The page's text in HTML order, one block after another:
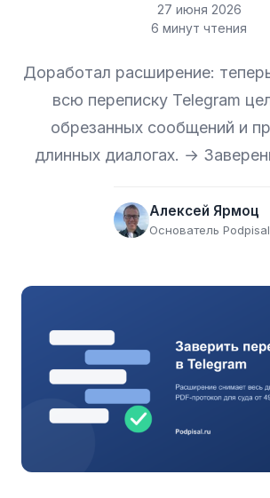
27 июня 2026
6 минут чтения
Доработал расширение:
всю переписку Telegram
обрезанных сообщений и
длинных диалогах. →
Алексей Ярмоц
Основатель